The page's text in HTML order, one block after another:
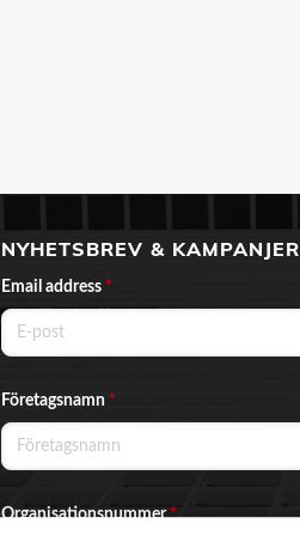
NYHETSBREV & KAMPANJER
Email address *
Företagsnamn *
Organisationsnummer*